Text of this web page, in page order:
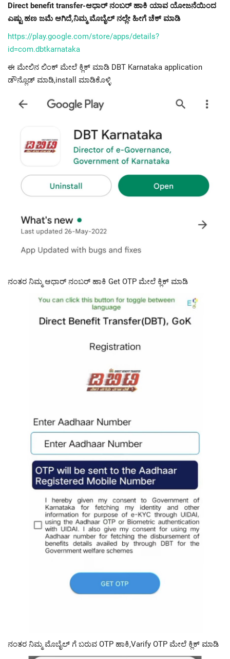
Direct benefit transfer-ಆಧಾರ್ ನಂಬರ್ ಹಾಕಿ ಯಾವ ಯೋಜನೆಯಿಂದ
ಎಷ್ಟು ಹಣ ಜಮೆ ಆಗಿದೆ,ನಿಮ್ಮ ಮೊಬೈಲ್ ನಲ್ಲೇ ಹೀಗೆ ಚೆಕ್ ಮಾಡಿ
https://play.google.com/store/apps/details?
id=com.dbtkarnataka
ಈ ಮೇಲಿನ ಲಿಂಕ್ ಮೇಲೆ ಕ್ಲಿಕ್ ಮಾಡಿ DBT Karnataka application
ಡೌನ್ಲೊಡ್ ಮಾಡಿ,install ಮಾಡಿಕೊಳ್ಳಿ
ನಂತರ ನಿಮ್ಮ ಆಧಾರ್ ನಂಬರ್ ಹಾಕಿ Get OTP ಮೇಲೆ ಕ್ಲಿಕ್ ಮಾಡಿ
ನಂತರ ನಿಮ್ಮ ಮೊಬೈಲ್ ಗೆ ಬರುವ OTP ಹಾಕಿ,Varify OTP ಮೇಲೆ ಕ್ಲಿಕ್ ಮಾಡಿ